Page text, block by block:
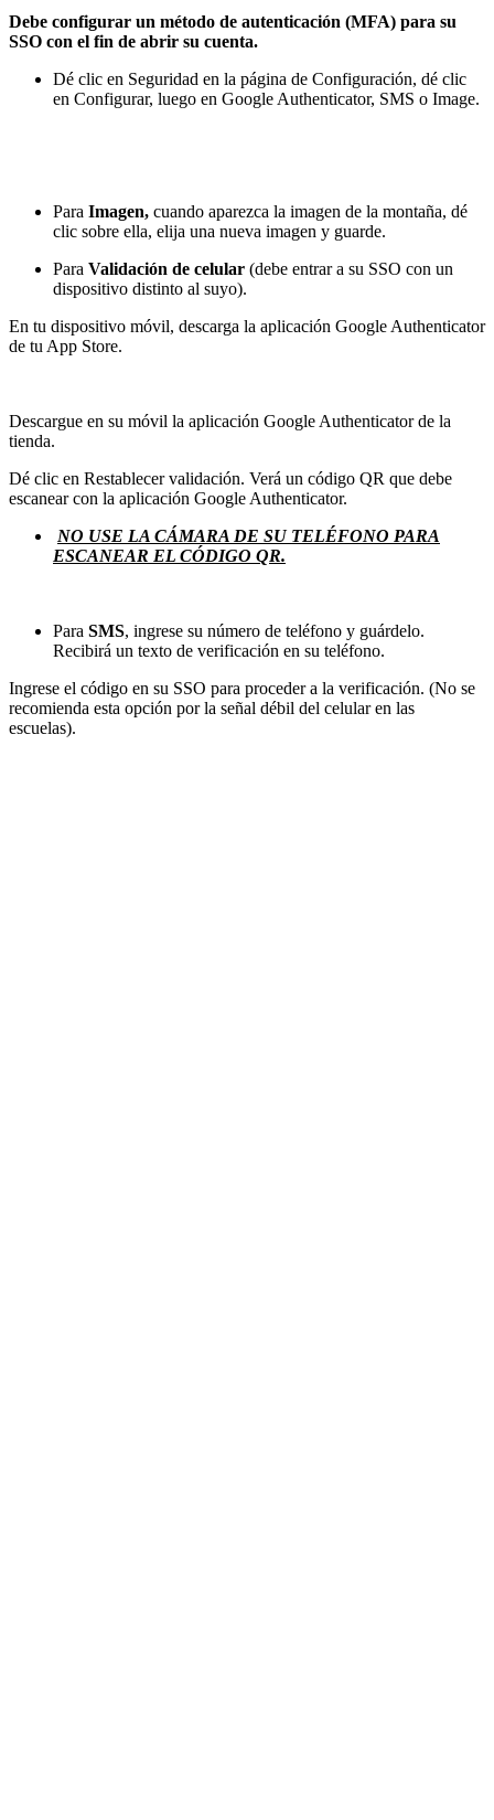
Debe configurar un método de autenticación (MFA) para su
SSO con el fin de abrir su cuenta.
Dé clic en Seguridad en la página de Configuración, dé clic
en Configurar, luego en Google Authenticator, SMS o Image.
Para Imagen, cuando aparezca la imagen de la montaña, dé
clic sobre ella, elija una nueva imagen y guarde.
Para Validación de celular (debe entrar a su SSO con un
dispositivo distinto al suyo).
En tu dispositivo móvil, descarga la aplicación Google Authenticator
de tu App Store.
Descargue en su móvil la aplicación Google Authenticator de la
tienda.
Dé clic en Restablecer validación. Verá un código QR que debe
escanear con la aplicación Google Authenticator.
NO USE LA CÁMARA DE SU TELÉFONO PARA
ESCANEAR EL CÓDIGO QR.
Para SMS, ingrese su número de teléfono y guárdelo.
Recibirá un texto de verificación en su teléfono.
Ingrese el código en su SSO para proceder a la verificación. (No se
recomienda esta opción por la señal débil del celular en las
escuelas).